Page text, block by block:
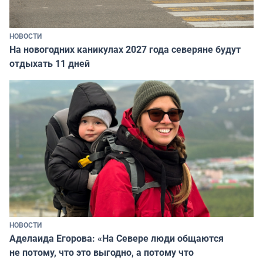
НОВОСТИ
На новогодних каникулах 2027 года северяне будут
отдыхать 11 дней
НОВОСТИ
Аделаида Егорова: «На Севере люди общаются
не потому, что это выгодно, а потому что